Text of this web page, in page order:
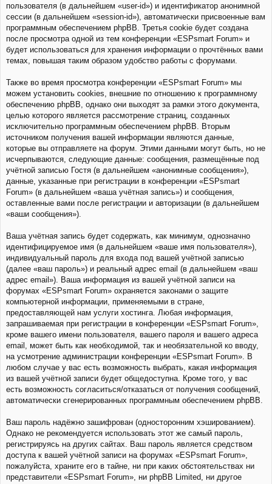
пользователя (в дальнейшем «user-id») и идентификатор анонимной
сессии (в дальнейшем «session-id»), автоматически присвоенные вам
программным обеспечением phpBB. Третья cookie будет создана
после просмотра одной из тем конференции «ESPsmart Forum» и
будет использоваться для хранения информации о прочтённых вами
темах, повышая таким образом удобство работы с форумами.
Также во время просмотра конференции «ESPsmart Forum» мы
можем установить cookies, внешние по отношению к программному
обеспечению phpBB, однако они выходят за рамки этого документа,
целью которого является рассмотрение страниц, созданных
исключительно программным обеспечением phpBB. Вторым
источником получения вашей информации являются данные,
которые вы отправляете на форум. Этими данными могут быть, но не
исчерпываются, следующие данные: сообщения, размещённые под
учётной записью Гостя (в дальнейшем «анонимные сообщения»),
данные, указанные при регистрации в конференции «ESPsmart
Forum» (в дальнейшем «ваша учётная запись») и сообщения,
оставленные вами после регистрации и авторизации (в дальнейшем
«ваши сообщения»).
Ваша учётная запись будет содержать, как минимум, однозначно
идентифицируемое имя (в дальнейшем «ваше имя пользователя»),
индивидуальный пароль для входа под вашей учётной записью
(далее «ваш пароль») и реальный адрес email (в дальнейшем «ваш
адрес email»). Ваша информация из вашей учётной записи на
форумах «ESPsmart Forum» охраняется законами о защите
компьютерной информации, применяемыми в стране,
предоставляющей нам услуги хостинга. Любая информация,
запрашиваемая при регистрации в конференции «ESPsmart Forum»,
кроме вашего имени пользователя, вашего пароля и вашего адреса
email, может быть как необходимой, так и необязательной ко вводу,
на усмотрение администрации конференции «ESPsmart Forum». В
любом случае у вас есть возможность выбрать, какая информация
из вашей учётной записи будет общедоступна. Кроме того, у вас
есть возможность согласиться/отказаться от получения сообщений,
автоматически сгенерированных программным обеспечением phpBB.
Ваш пароль надёжно зашифрован (односторонним хэшированием).
Однако не рекомендуется использовать этот же самый пароль,
регистрируясь на других сайтах. Ваш пароль является средством
доступа к вашей учётной записи на форумах «ESPsmart Forum»,
пожалуйста, храните его в тайне, ни при каких обстоятельствах ни
представители «ESPsmart Forum», ни phpBB Limited, ни другое